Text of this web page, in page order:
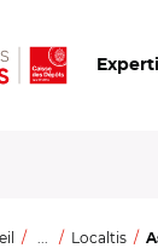
... Localtis